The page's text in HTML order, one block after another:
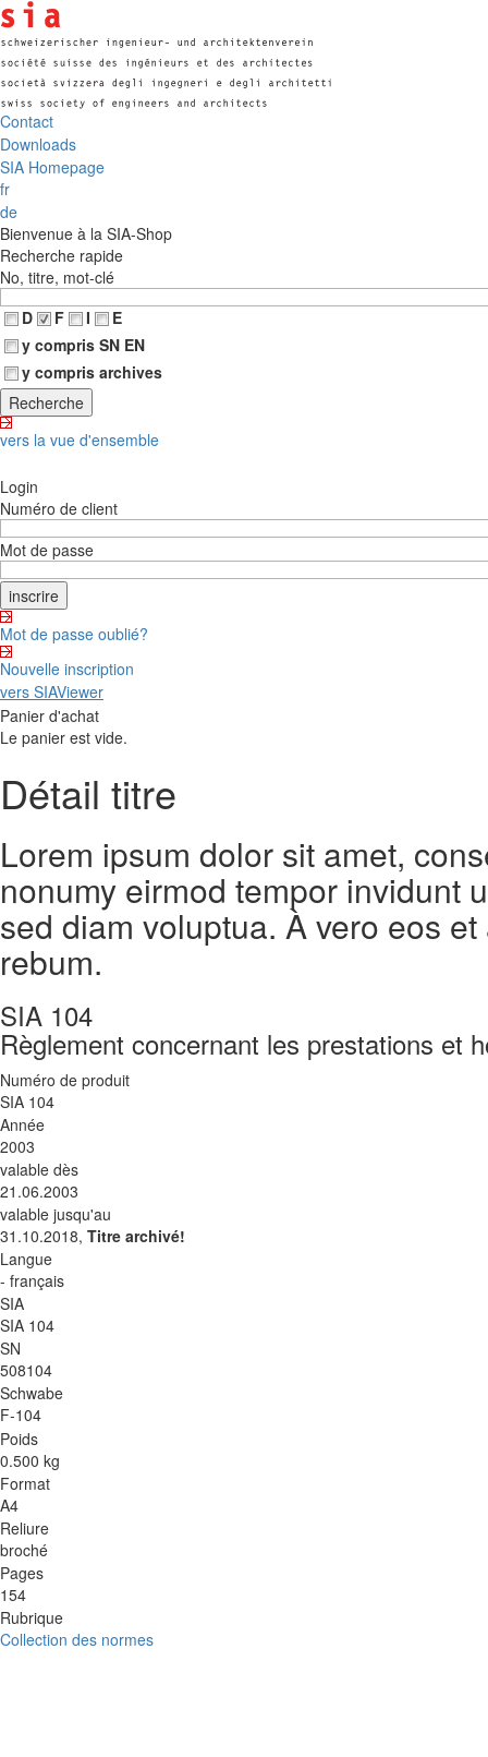
Contact
Downloads
SIA Homepage
fr
de
Bienvenue à la SIA-Shop
Recherche rapide
No, titre, mot-clé
D
F I
E
y compris SN EN
y compris archives
vers la vue d'ensemble
Login
Numéro de client
Mot de passe
Mot de passe oublié?
Nouvelle inscription
vers SIAViewer
Panier d'achat
Le panier est vide.
Détail titre
Lorem ipsum dolor sit amet,
nonumy eirmod tempor invidunt
sed diam voluptua. À vero eos
rebum.
SIA 104
Règlement concernant les prestations et
Numéro de produit
SIA 104
Année
2003
valable dès
21.06.2003
valable jusqu'au
31.10.2018, Titre archivé!
Langue
- français
SIA
SIA 104
SN
508104
Schwabe
F-104
Poids
0.500 kg
Format
A4
Reliure
broché
Pages
154
Rubrique
Collection des normes